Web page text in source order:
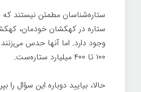
ستاره‌شناسان مطمئن نیستند که
ستاره در کهکشان خودمان،
وجود دارد. اما آنها حدس
۱۰۰ تا ۴۰۰ میلیارد ستاره‌ست.
حالا، بیایید دوباره این سؤال را